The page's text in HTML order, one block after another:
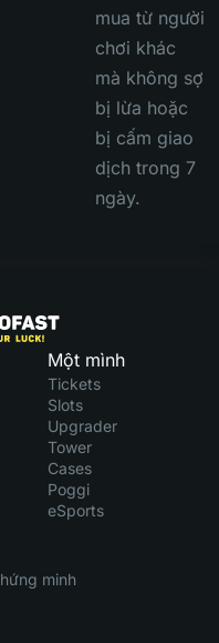
mua từ người
chơi khác
mà không sợ
bị lừa hoặc
bị cấm giao
dịch trong 7
ngày.
Một mình
Tickets
Slots
Upgrader
Tower
Cases
Poggi
eSports
minh